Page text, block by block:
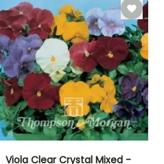
Viola Clear Crystal Mixed -